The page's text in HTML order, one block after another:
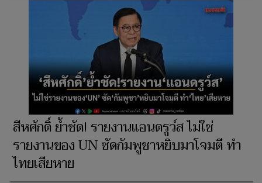
สีหศักดิ์ ย้ำชัด! รายงานแอนดรูว์ส ไม่ใช่
รายงานของ UN ซัดกัมพูชาหยิบมาโจมตี ทำ
ไทยเสียหาย